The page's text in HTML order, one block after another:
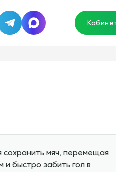
TelegramMAX
сохранить мяч, перемещая
быстро забить гол в